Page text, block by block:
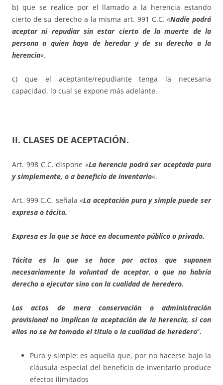
b) que se realice por el llamado a la herencia estando
cierto de su derecho a la misma art. 991 C.C. «Nadie podrá
aceptar ni repudiar sin estar cierto de la muerte de la
persona a quien haya de heredar y de su derecho a la
herencia«.
c) que el aceptante/repudiante tenga la necesaria
capacidad, lo cual se expone más adelante.
II. CLASES DE ACEPTACIÓN.
Art. 998 C.C. dispone «La herencia podrá ser aceptada pura
y simplemente, o a beneficio de inventario«.
Art. 999 C.C. señala «La aceptación pura y simple puede ser
expresa o tácita.
Expresa es la que se hace en documento público o privado.
Tácita es la que se hace por actos que suponen
necesariamente la voluntad de aceptar, o que no habría
derecho a ejecutar sino con la cualidad de heredero.
Los actos de mera conservación o administración
provisional no implican la aceptación de la herencia, si con
ellos no se ha tomado el título o la cualidad de heredero”.
Pura y simple: es aquella que, por no hacerse bajo la
cláusula especial del beneficio de inventario produce
efectos ilimitados